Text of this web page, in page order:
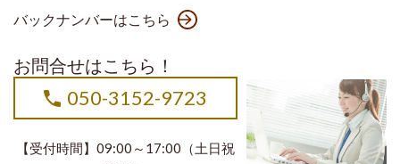
バックナンバーはこちら
お問合せはこちら！
050-3152-9723
【受付時間】09:00～17:00（土日祝